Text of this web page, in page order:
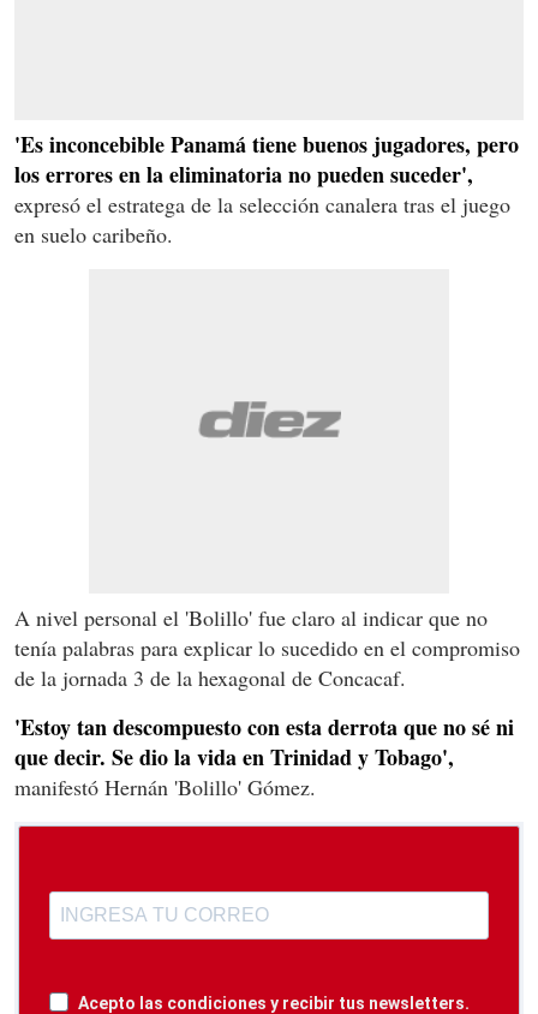
'Es inconcebible Panamá tiene buenos jugadores, pero
los errores en la eliminatoria no pueden suceder',
expresó el estratega de la selección canalera tras el juego
en suelo caribeño.
A nivel personal el 'Bolillo' fue claro al indicar que no
tenía palabras para explicar lo sucedido en el compromiso
de la jornada 3 de la hexagonal de Concacaf.
'Estoy tan descompuesto con esta derrota que no sé ni
que decir. Se dio la vida en Trinidad y Tobago',
manifestó Hernán 'Bolillo' Gómez.
Acepto las condiciones y recibir tus newsletters.